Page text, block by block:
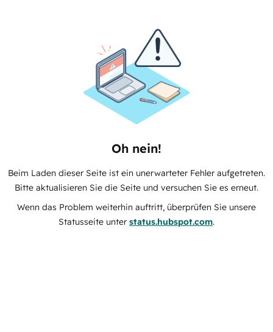
Oh nein!
Beim Laden dieser Seite ist ein unerwarteter Fehler aufgetreten.
Bitte aktualisieren Sie die Seite und versuchen Sie es erneut.
Wenn das Problem weiterhin auftritt, überprüfen Sie unsere
Statusseite unter status.hubspot.com.